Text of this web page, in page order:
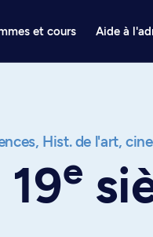
et cours Aide à
Hist. de l'art,
e